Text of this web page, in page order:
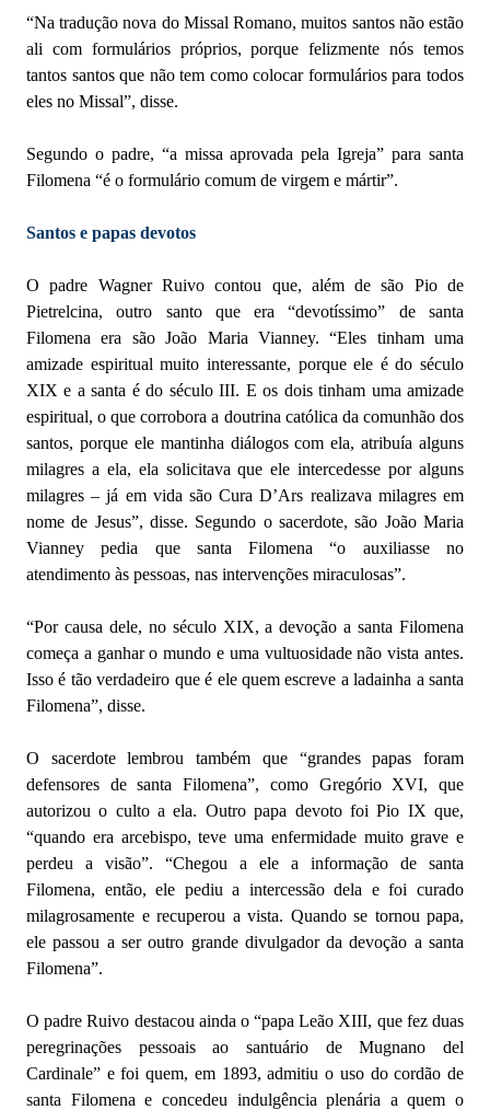
“Na tradução nova do Missal Romano, muitos santos não estão
ali com formulários próprios, porque felizmente nós temos
tantos santos que não tem como colocar formulários para todos
eles no Missal”, disse.
Segundo o padre, “a missa aprovada pela Igreja” para santa
Filomena “é o formulário comum de virgem e mártir”.
Santos e papas devotos
O padre Wagner Ruivo contou que, além de são Pio de
Pietrelcina, outro santo que era “devotíssimo” de santa
Filomena era são João Maria Vianney. “Eles tinham uma
amizade espiritual muito interessante, porque ele é do século
XIX e a santa é do século III. E os dois tinham uma amizade
espiritual, o que corrobora a doutrina católica da comunhão dos
santos, porque ele mantinha diálogos com ela, atribuía alguns
milagres a ela, ela solicitava que ele intercedesse por alguns
milagres – já em vida são Cura D’Ars realizava milagres em
nome de Jesus”, disse. Segundo o sacerdote, são João Maria
Vianney pedia que santa Filomena “o auxiliasse no
atendimento às pessoas, nas intervenções miraculosas”.
“Por causa dele, no século XIX, a devoção a santa Filomena
começa a ganhar o mundo e uma vultuosidade não vista antes.
Isso é tão verdadeiro que é ele quem escreve a ladainha a santa
Filomena”, disse.
O sacerdote lembrou também que “grandes papas foram
defensores de santa Filomena”, como Gregório XVI, que
autorizou o culto a ela. Outro papa devoto foi Pio IX que,
“quando era arcebispo, teve uma enfermidade muito grave e
perdeu a visão”. “Chegou a ele a informação de santa
Filomena, então, ele pediu a intercessão dela e foi curado
milagrosamente e recuperou a vista. Quando se tornou papa,
ele passou a ser outro grande divulgador da devoção a santa
Filomena”.
O padre Ruivo destacou ainda o “papa Leão XIII, que fez duas
peregrinações pessoais ao santuário de Mugnano del
Cardinale” e foi quem, em 1893, admitiu o uso do cordão de
santa Filomena e concedeu indulgência plenária a quem o